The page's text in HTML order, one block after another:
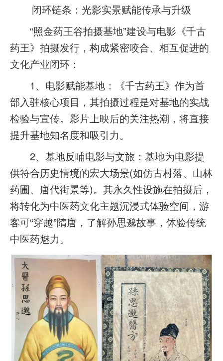
闭环链条：光影实景赋能传承与升级
“照金药王谷拍摄基地”建设与电影《千古
药王》拍摄发行，构成紧密咬合、相互促进的
文化产业闭环：
1、电影赋能基地：《千古药王》作为首
部入驻核心项目，其拍摄过程是对基地的实战
检验与宣传。影片上映后的关注热潮，将直接
提升基地知名度和吸引力。
2、基地反哺电影与文旅：基地为电影提
供符合历史情境的宏大场景(如仿古村落、山林
药圃、唐代街景等)。其永久性设施在拍摄后，
将转化为中医药文化主题沉浸式体验空间，游
客可“穿越”隋唐，了解孙思邈故事，体验传统
中医药魅力。